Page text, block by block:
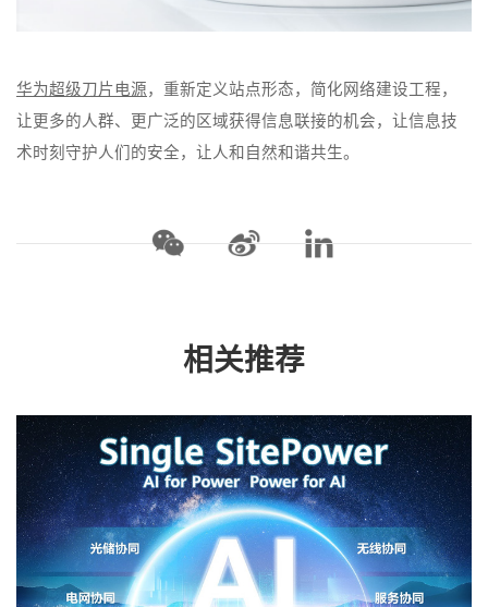
华为超级刀片电源，重新定义站点形态，简化网络建设工程，
让更多的人群、更广泛的区域获得信息联接的机会，让信息技
术时刻守护人们的安全，让人和自然和谐共生。
相关推荐